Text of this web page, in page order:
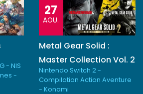
- NIS
-
27
AOU.
Metal Gear Solid :
Master Collection Vol. 2
Nintendo Switch 2 -
Compilation Action Aventure
- Konami